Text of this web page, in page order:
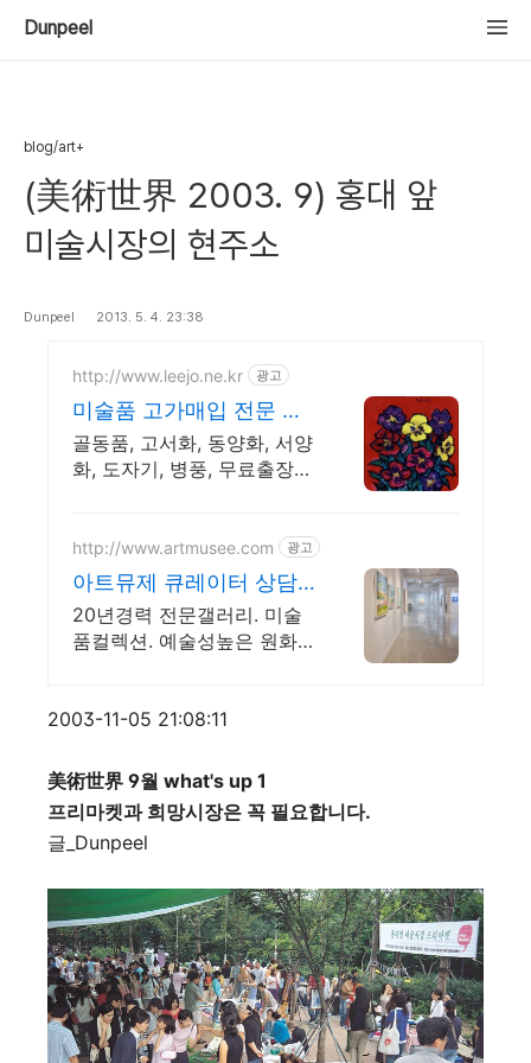
Dunpeel
blog/art+
(美術世界 2003. 9) 홍대 앞
미술시장의 현주소
Dunpeel 2013. 5. 4. 23:38
http://www.leejo.ne.kr 광고
미술품 고가매입 전문 이
조
골동품, 고서화, 동양화, 서양
화, 도자기, 병풍, 무료출장감
http://www.artmusee.com 광고
아트뮤제 큐레이터 상담&
추천
20년경력 전문갤러리. 미술
품컬렉션. 예술성높은 원화작
2003-11-05 21:08:11
美術世界 9월 what's up 1
프리마켓과 희망시장은 꼭 필요합니다.
글_Dunpeel